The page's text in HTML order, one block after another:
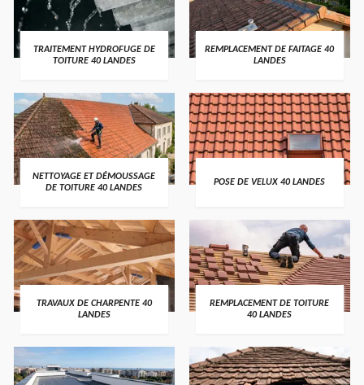
TRAITEMENT HYDROFUGE DE
TOITURE 40 LANDES
REMPLACEMENT DE FAITAGE 40
LANDES
NETTOYAGE ET DÉMOUSSAGE
DE TOITURE 40 LANDES
POSE DE VELUX 40 LANDES
TRAVAUX DE CHARPENTE 40
LANDES
REMPLACEMENT DE TOITURE
40 LANDES